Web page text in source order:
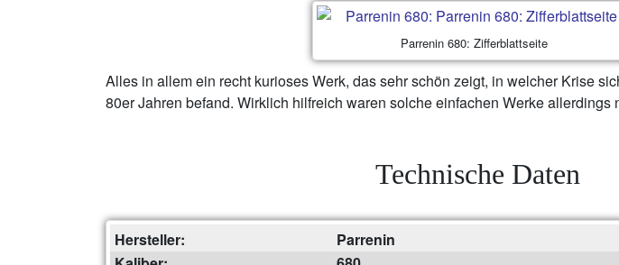
Parrenin 680: Zifferblattseite
Alles in allem ein recht kurioses Werk, das sehr schön zeigt, in welcher Krise
80er Jahren befand. Wirklich hilfreich waren solche einfachen Werke
Technische Daten
Hersteller:
Parrenin